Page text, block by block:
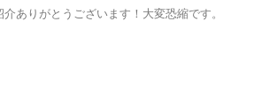
ありがとうございます！大変恐縮です。